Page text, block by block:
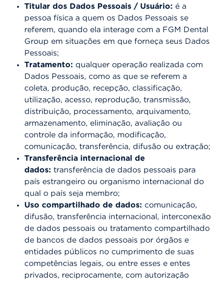
Titular dos Dados Pessoais / Usuário: é a
pessoa física a quem os Dados Pessoais se
referem, quando ela interage com a FGM Dental
Group em situações em que forneça seus Dados
Pessoais;
Tratamento: qualquer operação realizada com
Dados Pessoais, como as que se referem a
coleta, produção, recepção, classificação,
utilização, acesso, reprodução, transmissão,
distribuição, processamento, arquivamento,
armazenamento, eliminação, avaliação ou
controle da informação, modificação,
comunicação, transferência, difusão ou extração;
Transferência internacional de
dados: transferência de dados pessoais para
país estrangeiro ou organismo internacional do
qual o país seja membro;
Uso compartilhado de dados: comunicação,
difusão, transferência internacional, interconexão
de dados pessoais ou tratamento compartilhado
de bancos de dados pessoais por órgãos e
entidades públicos no cumprimento de suas
competências legais, ou entre esses e entes
privados, reciprocamente, com autorização